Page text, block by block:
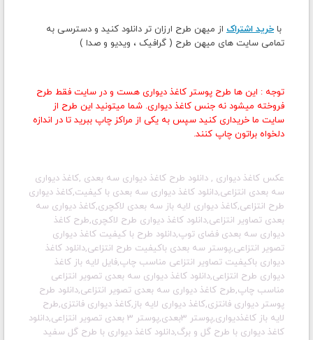
با خرید اشتراک از میهن طرح ارزان تر دانلود کنید و دسترسی به
تمامی سایت های میهن طرح ( گرافیک ، ویدیو و صدا )
توجه : این ها طرح پوستر کاغذ دیواری هست و در سایت فقط طرح
فروخته میشود نه جنس کاغذ دیواری. شما میتونید این طرح از
سایت ما خریداری کنید سپس به یکی از مراکز چاپ ببرید تا در اندازه
دلخواه براتون چاپ کنند.
عکس کاغذ دیواری , دانلود طرح کاغذ دیواری سه بعدی ,کاغذ دیواری
سه بعدی انتزاعی,دانلود کاغذ دیواری سه بعدی با کیفیت,کاغذ دیواری
طرح انتزاعی,کاغذ دیواری لایه باز سه بعدی لاکچری,کاغذ دیواری سه
بعدی تصاویر انتزاعی,دانلود کاغذ دیواری طرح لاکچری,طرح کاغذ
دیواری سه بعدی فضای توپ,دانلود طرح با کیفیت کاغذ دیواری
تصویر انتزاعی,پوستر سه بعدی باکیفیت طرح انتزاعی,دانلود کاغذ
دیواری باکیفیت تصاویر انتزاعی مناسب چاپ,فایل لایه باز کاغذ
دیواری طرح انتزاعی,دانلود کاغذ دیواری سه بعدی تصویر انتزاعی
مناسب چاپ,طرح کاغذ دیواری سه بعدی تصویر انتزاعی,دانلود طرح
پوستر دیواری فانتزی,کاغذ دیواری لایه باز,کاغذ دیواری فانتزی,طرح
لایه باز کاغذدیواری,پوستر 3بعدی,پوستر 3 بعدی تصویر انتزاعی,دانلود
کاغذ دیواری با طرح گل و برگ,دانلود کاغذ دیواری با طرح گل سفید